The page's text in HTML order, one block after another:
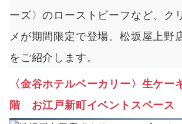
ーズ〉のローストビーフなど、ク
メが期間限定で登場。松坂屋上野
をご紹介します。
〈金谷ホテルベーカリー〉生ケ
階 お江戸新町イベントスペース